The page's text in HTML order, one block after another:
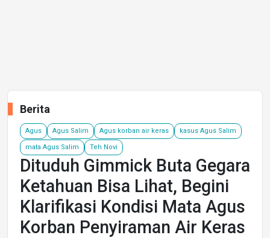
Berita
Agus Agus Salim Agus korban air keras kasus Agus Salim
mata Agus Salim Teh Novi
Dituduh Gimmick Buta Gegara
Ketahuan Bisa Lihat, Begini
Klarifikasi Kondisi Mata Agus
Korban Penyiraman Air Keras